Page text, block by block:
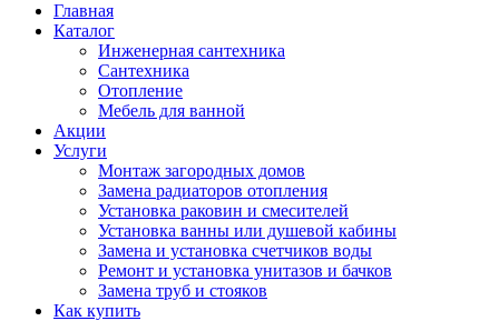
Главная
Каталог
Инженерная сантехника
Сантехника
Отопление
Мебель для ванной
Акции
Услуги
Монтаж загородных домов
Замена радиаторов отопления
Установка раковин и смесителей
Установка ванны или душевой кабины
Замена и установка счетчиков воды
Ремонт и установка унитазов и бачков
Замена труб и стояков
Как купить